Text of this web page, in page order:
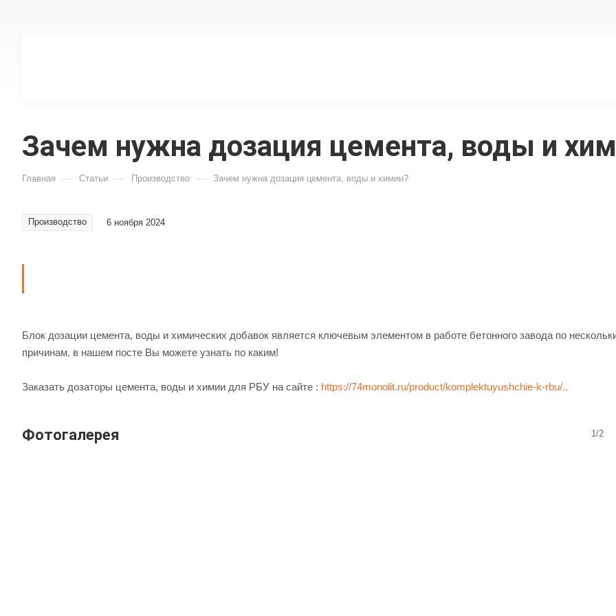
Зачем нужна дозация цемента, воды и
Главная — Статьи — Производство — Зачем нужна дозация цемента, воды и химии?
Производство 6 ноября 2024
Блок дозации цемента, воды и химических добавок является ключевым элементом в работе бетонного завода по
причинам, в нашем посте Вы можете узнать по каким!
Заказать дозаторы цемента, воды и химии для РБУ на сайте : https://74monolit.ru/product/komplektuyushchie-k-rbu/..
Фотогалерея 1/2